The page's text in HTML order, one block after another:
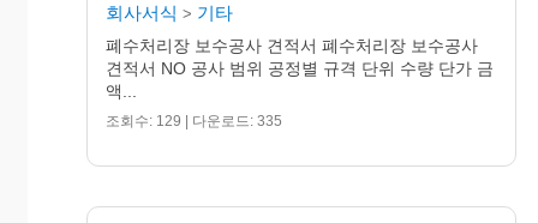
회사서식 > 기타
폐수처리장 보수공사 견적서 폐수처리장 보수공사
견적서 NO 공사 범위 공정별 규격 단위 수량 단가 금
액...
조회수: 129 | 다운로드: 335